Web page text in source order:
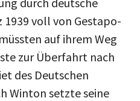
voll von Gestapo-
auf ihrem Weg
zur Überfahrt nach
des Deutschen
Winton setzte seine